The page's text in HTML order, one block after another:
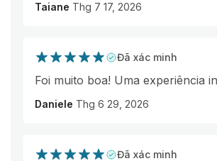
Taiane Thg 7 17, 2026
Đã xác minh
Foi muito boa! Uma experiência
Daniele Thg 6 29, 2026
Đã xác minh